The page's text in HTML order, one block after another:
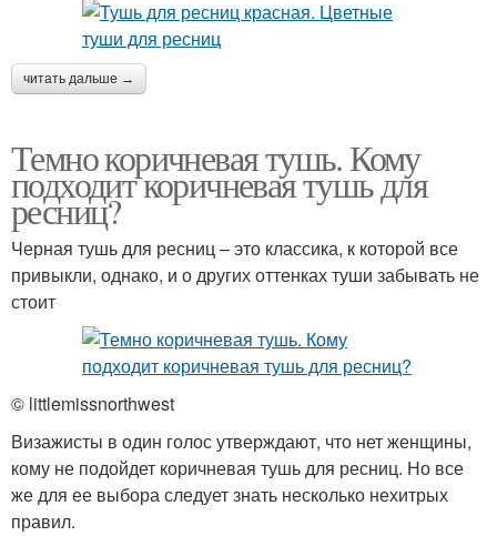
читать дальше →
Темно коричневая тушь. Кому
подходит коричневая тушь для
ресниц?
Черная тушь для ресниц – это классика, к которой все
привыкли, однако, и о других оттенках туши забывать не
стоит
© littlemissnorthwest
Визажисты в один голос утверждают, что нет женщины,
кому не подойдет коричневая тушь для ресниц. Но все
же для ее выбора следует знать несколько нехитрых
правил.